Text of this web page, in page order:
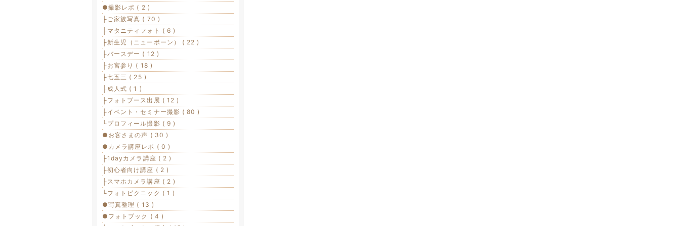
●撮影レポ ( 2 )
├ご家族写真 ( 70 )
├マタニティフォト ( 6 )
├新生児（ニューボーン） ( 22 )
├バースデー ( 12 )
├お宮参り ( 18 )
├七五三 ( 25 )
├成人式 ( 1 )
├フォトブース出展 ( 12 )
├イベント・セミナー撮影 ( 80 )
└プロフィール撮影 ( 9 )
●お客さまの声 ( 30 )
●カメラ講座レポ ( 0 )
├1dayカメラ講座 ( 2 )
├初心者向け講座 ( 2 )
├スマホカメラ講座 ( 2 )
└フォトピクニック ( 1 )
●写真整理 ( 13 )
●フォトブック ( 4 )